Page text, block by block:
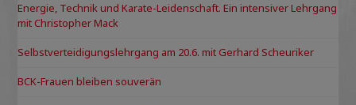
Energie, Technik und Karate-Leidenschaft. Ein intensiver Lehrgang
mit Christopher Mack
Selbstverteidigungslehrgang am 20.6. mit Gerhard Scheuriker
BCK-Frauen bleiben souverän